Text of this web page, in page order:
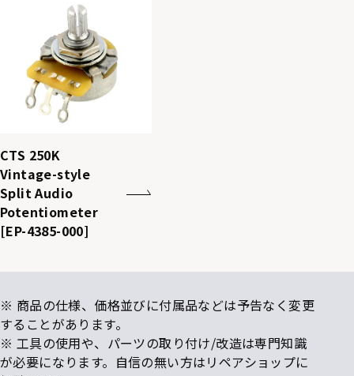
CTS 250K
Vintage-style
Split Audio
Potentiometer
[EP-4385-000]
※ 商品の仕様、価格並びに付属品などは予告なく変更
することがあります。
※ 工具の使用や、パーツの取り付け/改造は専門知識
が必要になります。自信の無い方はリペアショップに